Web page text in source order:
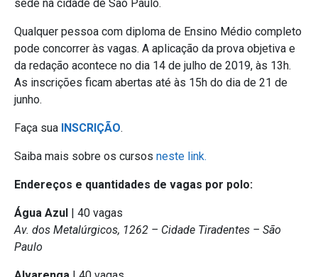
sede na cidade de São Paulo.
Qualquer pessoa com diploma de Ensino Médio completo
pode concorrer às vagas. A aplicação da prova objetiva e
da redação acontece no dia 14 de julho de 2019, às 13h.
As inscrições ficam abertas até às 15h do dia de 21 de
junho.
Faça sua INSCRIÇÃO.
Saiba mais sobre os cursos neste link.
Endereços e quantidades de vagas por polo:
Água Azul | 40 vagas
Av. dos Metalúrgicos, 1262 – Cidade Tiradentes – São
Paulo